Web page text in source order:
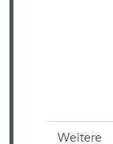
Weitere